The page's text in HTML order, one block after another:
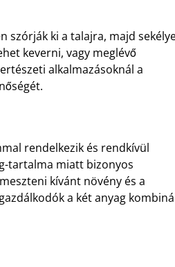
szórják ki a talajra, majd
keverni, vagy meglévő
alkalmazásoknál a
rendelkezik és rendkívül
tartalma miatt bizonyos
kívánt növény és a
a két anyag